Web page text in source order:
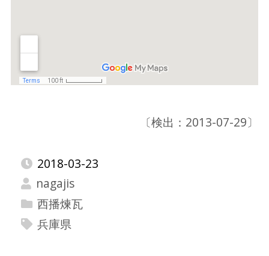
〔検出：2013-07-29〕
2018-03-23
nagajis
西播煉瓦
兵庫県